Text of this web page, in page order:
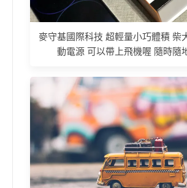
麥守基國際科技 超輕量小巧體積 柴
動電源 可以帶上飛機喔 隨時隨